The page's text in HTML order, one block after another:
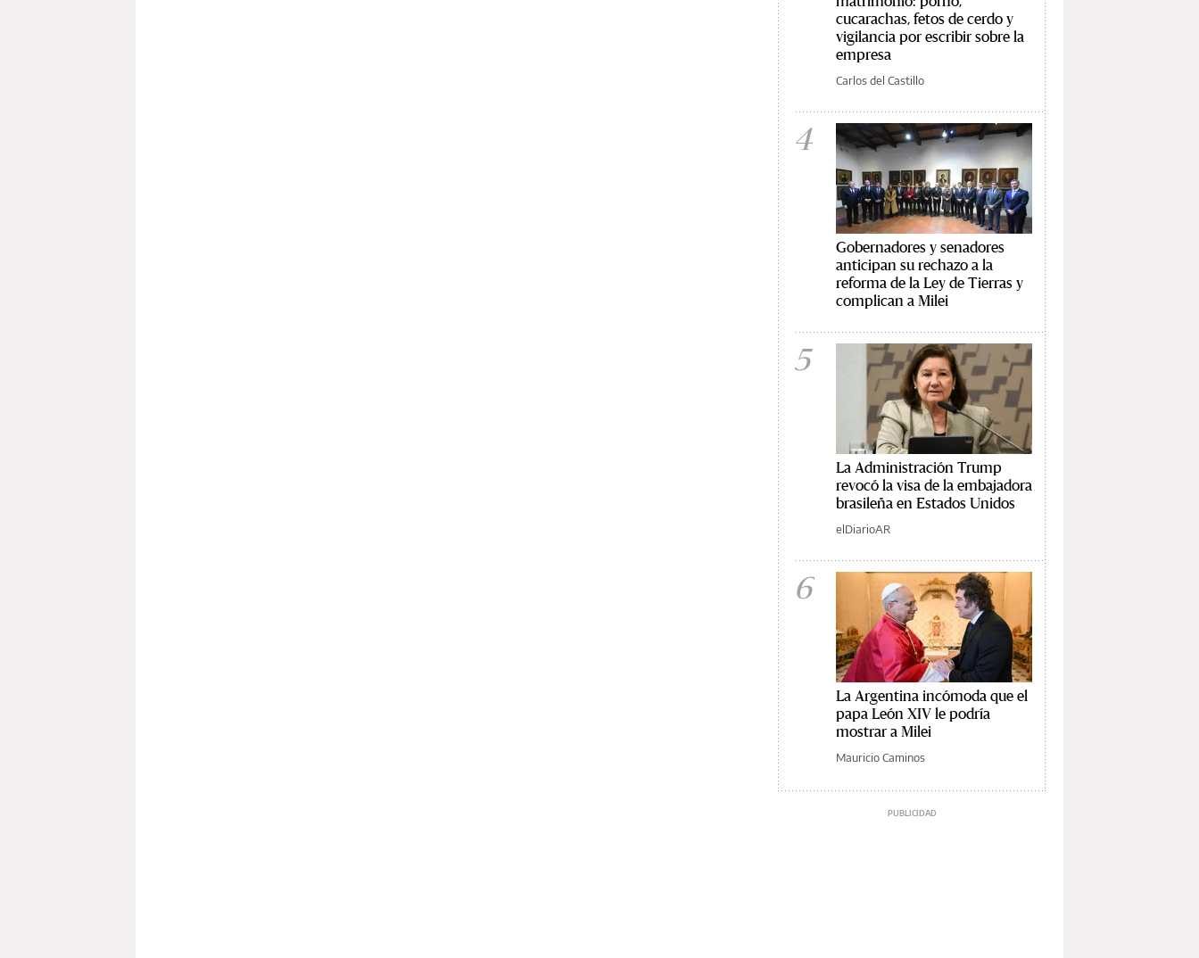
cucarachas, fetos de cerdo y
vigilancia por escribir sobre la
empresa
Carlos del Castillo
4
Gobernadores y senadores
anticipan su rechazo a la
reforma de la Ley de Tierras y
complican a Milei
5
La Administración Trump
revocó la visa de la embajadora
brasileña en Estados Unidos
elDiarioAR
6
La Argentina incómoda que el
papa León XIV le podría
mostrar a Milei
Mauricio Caminos